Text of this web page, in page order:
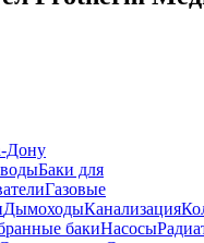
Дону
Баки для
Газовые
ДымоходыКанализация
бакиНасосы